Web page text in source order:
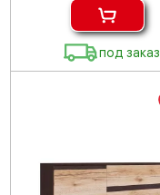
под заказ